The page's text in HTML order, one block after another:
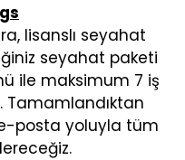
lisanslı seyahat
seyahat paketi
ile maksimum 7 iş
Tamamlandıktan
posta yoluyla tüm